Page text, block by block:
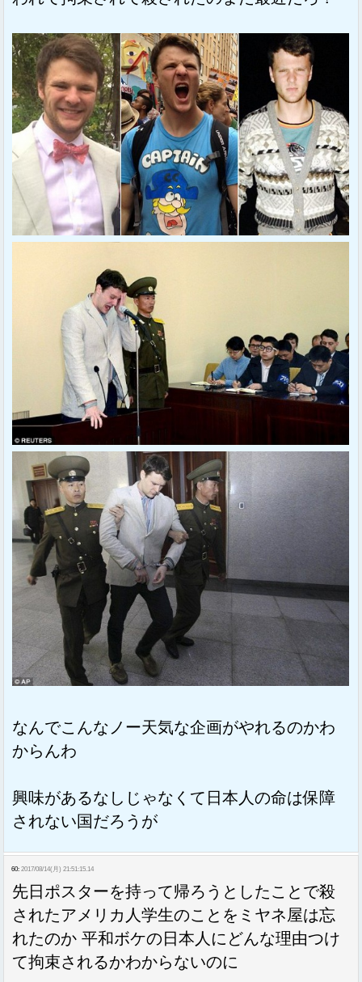
なんでこんなノー天気な企画がやれるのかわ
からんわ
興味があるなしじゃなくて日本人の命は保障
されない国だろうが
60: 2017/08/14(月) 21:51:15.14
先日ポスターを持って帰ろうとしたことで殺
されたアメリカ人学生のことをミヤネ屋は忘
れたのか 平和ボケの日本人にどんな理由つけ
て拘束されるかわからないのに